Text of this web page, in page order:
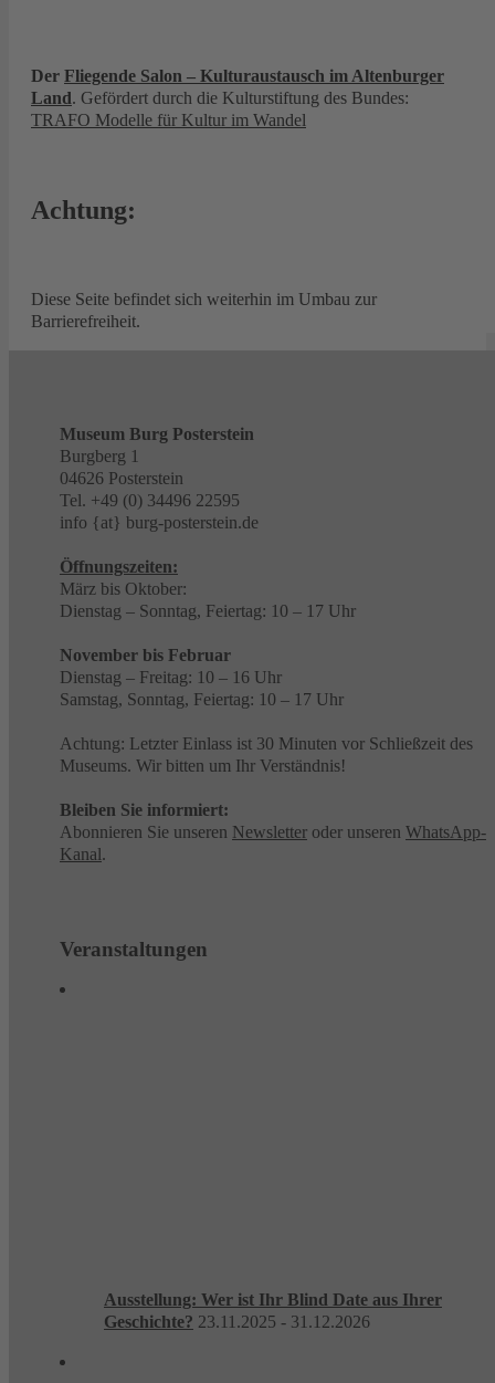
Der Fliegende Salon – Kulturaustausch im Altenburger
Land. Gefördert durch die Kulturstiftung des Bundes:
TRAFO Modelle für Kultur im Wandel
Achtung:
Diese Seite befindet sich weiterhin im Umbau zur
Barrierefreiheit.
Museum Burg Posterstein
Burgberg 1
04626 Posterstein
Tel. +49 (0) 34496 22595
info {at} burg-posterstein.de
Öffnungszeiten:
März bis Oktober:
Dienstag – Sonntag, Feiertag: 10 – 17 Uhr
November bis Februar
Dienstag – Freitag: 10 – 16 Uhr
Samstag, Sonntag, Feiertag: 10 – 17 Uhr
Achtung: Letzter Einlass ist 30 Minuten vor Schließzeit des
Museums. Wir bitten um Ihr Verständnis!
Bleiben Sie informiert:
Abonnieren Sie unseren Newsletter oder unseren WhatsApp-
Kanal.
Veranstaltungen
Ausstellung: Wer ist Ihr Blind Date aus Ihrer
Geschichte? 23.11.2025 - 31.12.2026